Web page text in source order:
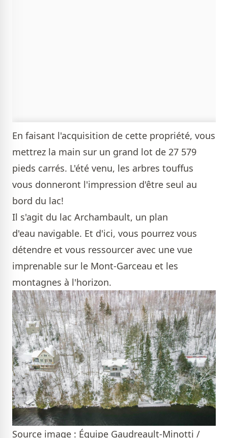
En faisant l'acquisition de cette propriété, vous
mettrez la main sur un grand lot de 27 579
pieds carrés. L'été venu, les arbres touffus
vous donneront l'impression d'être seul au
bord du lac!
Il s'agit du lac Archambault, un plan
d'eau navigable. Et d'ici, vous pourrez vous
détendre et vous ressourcer avec une vue
imprenable sur le Mont-Garceau et les
montagnes à l'horizon.
Source image : Équipe Gaudreault-Minotti /